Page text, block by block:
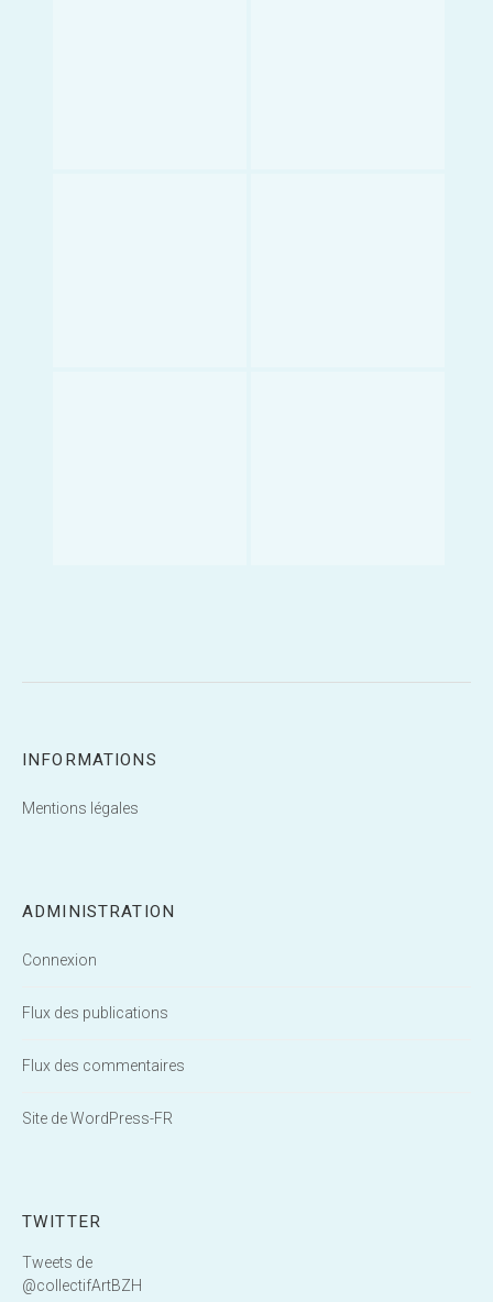
INFORMATIONS
Mentions légales
ADMINISTRATION
Connexion
Flux des publications
Flux des commentaires
Site de WordPress-FR
TWITTER
Tweets de
@collectifArtBZH